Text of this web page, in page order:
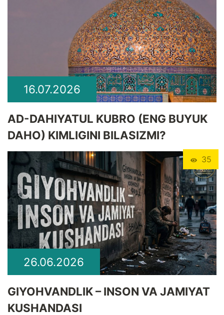
16.07.2026
​AD-DAHIYATUL KUBRO (ENG BUYUK
DAHO) KIMLIGINI BILASIZMI?
35
26.06.2026
GIYOHVANDLIK – INSON VA JAMIYAT
KUSHANDASI